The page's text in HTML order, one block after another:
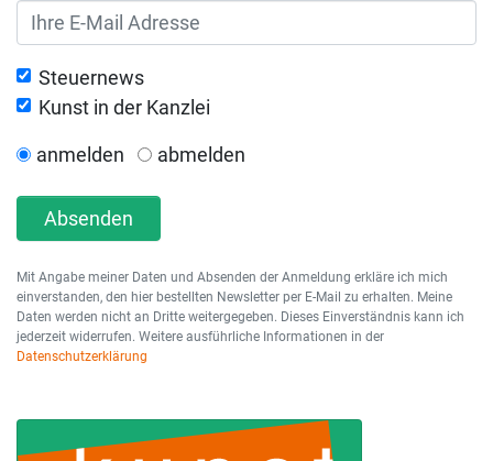
Steuernews
Kunst in der Kanzlei
anmelden abmelden
Absenden
Mit Angabe meiner Daten und Absenden der Anmeldung erkläre ich mich
einverstanden, den hier bestellten Newsletter per E-Mail zu erhalten. Meine
Daten werden nicht an Dritte weitergegeben. Dieses Einverständnis kann ich
jederzeit widerrufen. Weitere ausführliche Informationen in der
Datenschutzerklärung